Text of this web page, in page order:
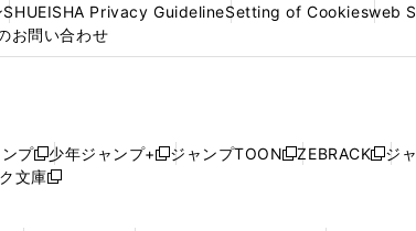
SHUEISHA Privacy GuidelineSetting of Cookiesweb
お問い合わせ
プ
新
し
少年ジャンプ+
新
ジャンプTOON
新
ZEBRACK
新
ジ
文庫
新